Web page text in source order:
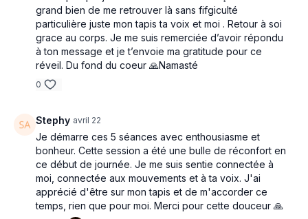
grand bien de me retrouver là sans fifgiculté
particulière juste mon tapis ta voix et moi . Retour à soi
grace au corps. Je me suis remerciée d’avoir répondu
à ton message et je t’envoie ma gratitude pour ce
réveil. Du fond du coeur 🙏Namasté
0
Stephy avril 22
Je démarre ces 5 séances avec enthousiasme et
bonheur. Cette session a été une bulle de réconfort en
ce début de journée. Je me suis sentie connectée à
moi, connectée aux mouvements et à ta voix. J'ai
apprécié d'être sur mon tapis et de m'accorder ce
temps, rien que pour moi. Merci pour cette douceur 🙏